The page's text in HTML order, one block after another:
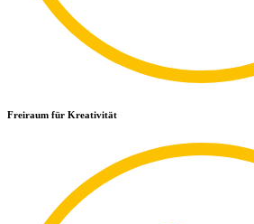
Freiraum für Kreativität